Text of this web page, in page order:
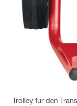
Trolley für den